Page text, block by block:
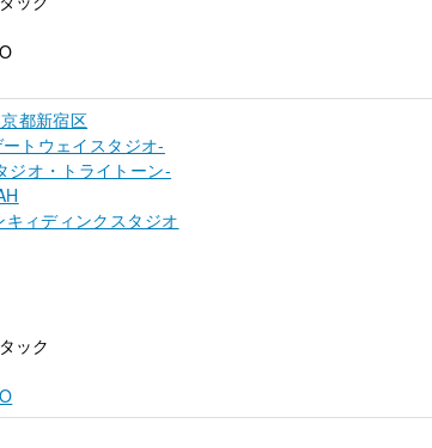
都新宿区
トウェイスタジオ-
ジオ・トライトーン-
ィディンクスタジオ
ック